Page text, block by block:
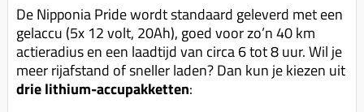
De Nipponia Pride wordt standaard geleverd met een
gelaccu (5x 12 volt, 20Ah), goed voor zo’n 40 km
actieradius en een laadtijd van circa 6 tot 8 uur. Wil je
meer rijafstand of sneller laden? Dan kun je kiezen uit
drie lithium-accupakketten: